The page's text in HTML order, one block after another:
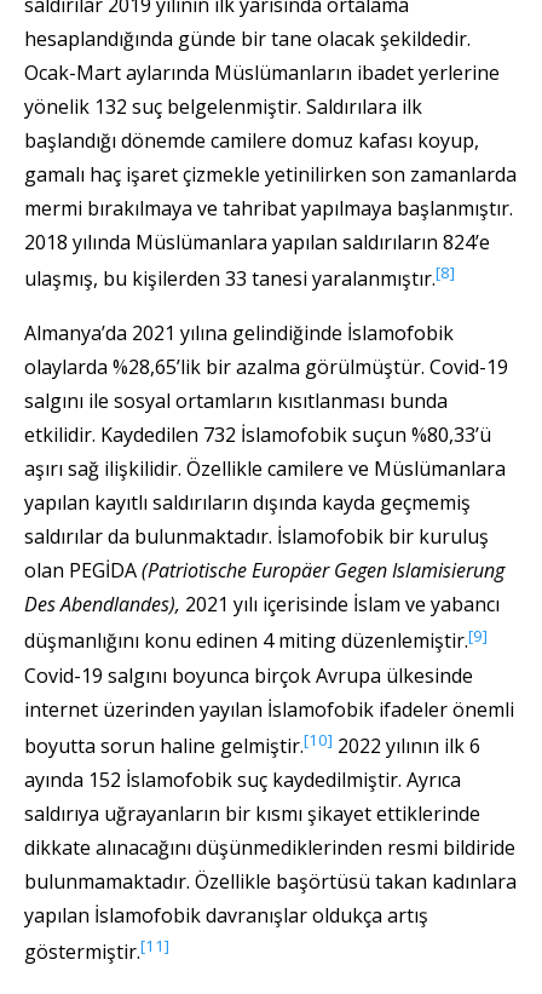
hesaplandığında günde bir tane olacak şekildedir.
Ocak-Mart aylarında Müslümanların ibadet yerlerine
yönelik 132 suç belgelenmiştir. Saldırılara ilk
başlandığı dönemde camilere domuz kafası koyup,
gamalı haç işaret çizmekle yetinilirken son zamanlarda
mermi bırakılmaya ve tahribat yapılmaya başlanmıştır.
2018 yılında Müslümanlara yapılan saldırıların 824’e
ulaşmış, bu kişilerden 33 tanesi yaralanmıştır.[8]
Almanya’da 2021 yılına gelindiğinde İslamofobik
olaylarda %28,65’lik bir azalma görülmüştür. Covid-19
salgını ile sosyal ortamların kısıtlanması bunda
etkilidir. Kaydedilen 732 İslamofobik suçun %80,33’ü
aşırı sağ ilişkilidir. Özellikle camilere ve Müslümanlara
yapılan kayıtlı saldırıların dışında kayda geçmemiş
saldırılar da bulunmaktadır. İslamofobik bir kuruluş
olan PEGİDA(Patriotische Europäer Gegen Islamisierung
Des Abendlandes), 2021 yılı içerisinde İslam ve yabancı
düşmanlığını konu edinen 4 miting düzenlemiştir.[9]
Covid-19 salgını boyunca birçok Avrupa ülkesinde
internet üzerinden yayılan İslamofobik ifadeler önemli
boyutta sorun haline gelmiştir.[10] 2022 yılının ilk 6
ayında 152 İslamofobik suç kaydedilmiştir. Ayrıca
saldırıya uğrayanların bir kısmı şikayet ettiklerinde
dikkate alınacağını düşünmediklerinden resmi bildiride
bulunmamaktadır. Özellikle başörtüsü takan kadınlara
yapılan İslamofobik davranışlar oldukça artış
göstermiştir.[11]